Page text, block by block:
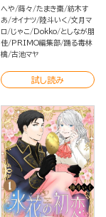
へや 蒔々 たまき棗 紡木す
あ オイナツ 陸斗いく 文月マ
ロ
じゃこ Dokko としなが朋
佳
PRIMO編集部 踊る毒林
檎 古池マヤ
試し読み